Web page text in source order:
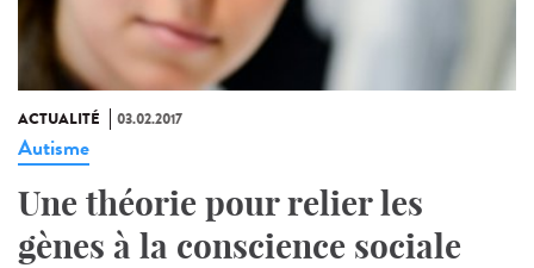
ACTUALITÉ 03.02.2017
Autisme
Une théorie pour relier les
gènes à la conscience sociale